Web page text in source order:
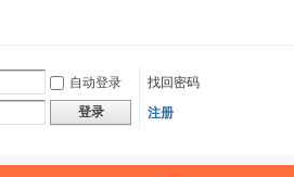
自动登录
找回密码
登录 注册